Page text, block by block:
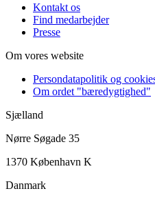
Kontakt os
Find medarbejder
Presse
Om vores website
Persondatapolitik og
Om ordet "bæredygtighed"
Sjælland
Nørre Søgade 35
1370 København K
Danmark